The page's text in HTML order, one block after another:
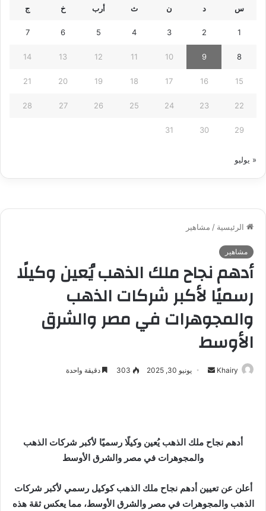
س د ن ث أرب خ ج
1
2
3
4
5
6
7
8
9
10
11
12
13
14
15
16
17
18
19
20
21
22
23
24
25
26
27
28
29
30
31
« يوليو